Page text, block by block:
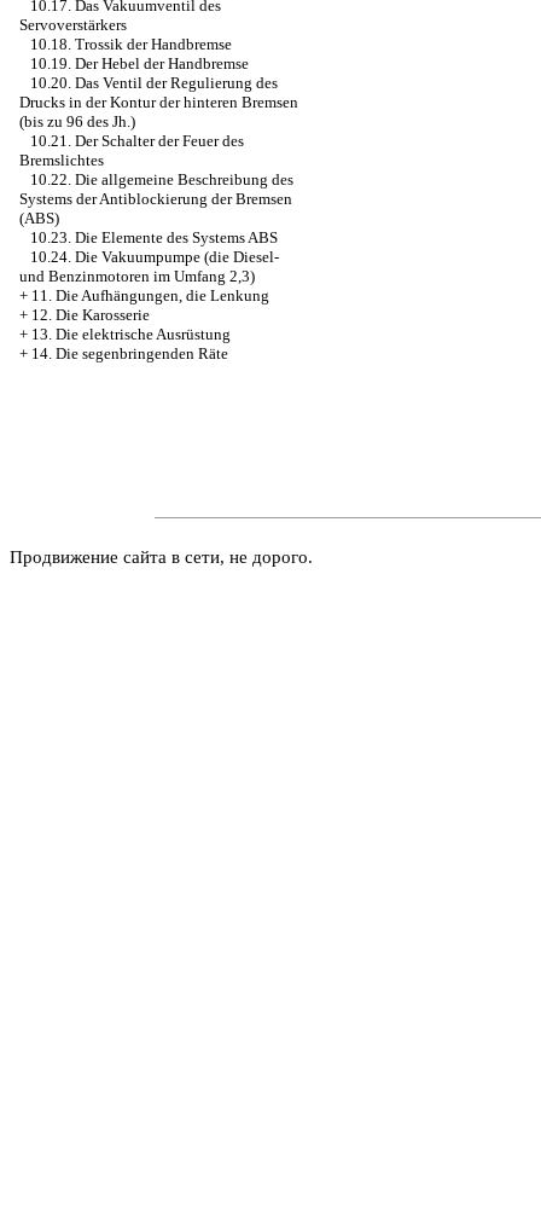
10.17. Das Vakuumventil des
Servoverstärkers
10.18. Trossik der Handbremse
10.19. Der Hebel der Handbremse
10.20. Das Ventil der Regulierung des
Drucks in der Kontur der hinteren Bremsen
(bis zu 96 des Jh.)
10.21. Der Schalter der Feuer des
Bremslichtes
10.22. Die allgemeine Beschreibung des
Systems der Antiblockierung der Bremsen
(ABS)
10.23. Die Elemente des Systems ABS
10.24. Die Vakuumpumpe (die Diesel-
und Benzinmotoren im Umfang 2,3)
+ 11. Die Aufhängungen, die Lenkung
+ 12. Die Karosserie
+ 13. Die elektrische Ausrüstung
+ 14. Die segenbringenden Räte
Продвижение сайта в сети, не дорого.